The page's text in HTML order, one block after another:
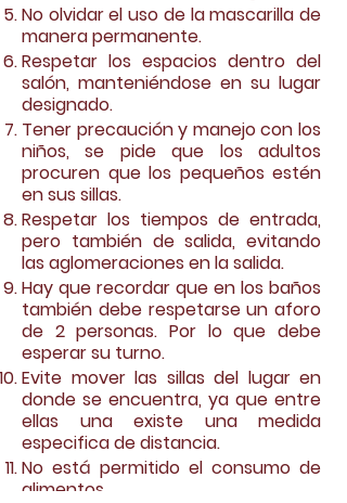
No olvidar el uso de la mascarilla de
manera permanente.
Respetar los espacios dentro del
salón, manteniéndose en su lugar
designado.
Tener precaución y manejo con los
niños, se pide que los adultos
procuren que los pequeños estén
en sus sillas.
Respetar los tiempos de entrada,
pero también de salida, evitando
las aglomeraciones en la salida.
Hay que recordar que en los baños
también debe respetarse un aforo
de 2 personas. Por lo que debe
esperar su turno.
Evite mover las sillas del lugar en
donde se encuentra, ya que entre
ellas una existe una medida
especifica de distancia.
No está permitido el consumo de
alimentos.